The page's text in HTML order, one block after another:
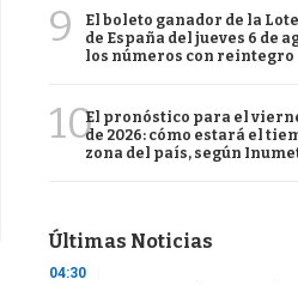
9
El boleto ganador de la
de España del jueves 6 de
los números con reintegro
10El pronóstico para el
de 2026: cómo estará el
zona del país, según
Últimas Noticias
04:30